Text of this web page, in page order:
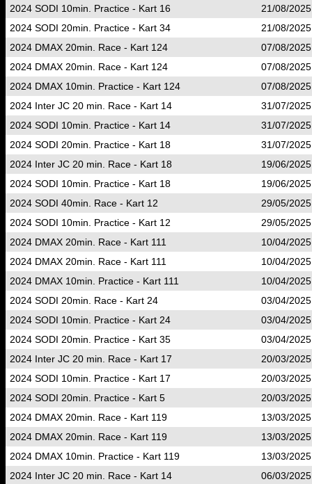
2024 SODI 10min. Practice - Kart 16
21/08/
2024 SODI 20min. Practice - Kart 34
21/08/
2024 DMAX 20min. Race - Kart 124
07/08/
2024 DMAX 20min. Race - Kart 124
07/08/
2024 DMAX 10min. Practice - Kart 124
07/08/
2024 Inter JC 20 min. Race - Kart 14
31/07/
2024 SODI 10min. Practice - Kart 14
31/07/
2024 SODI 20min. Practice - Kart 18
31/07/
2024 Inter JC 20 min. Race - Kart 18
19/06/
2024 SODI 10min. Practice - Kart 18
19/06/
2024 SODI 40min. Race - Kart 12
29/05/
2024 SODI 10min. Practice - Kart 12
29/05/
2024 DMAX 20min. Race - Kart 111
10/04/
2024 DMAX 20min. Race - Kart 111
10/04/
2024 DMAX 10min. Practice - Kart 111
10/04/
2024 SODI 20min. Race - Kart 24
03/04/
2024 SODI 10min. Practice - Kart 24
03/04/
2024 SODI 20min. Practice - Kart 35
03/04/
2024 Inter JC 20 min. Race - Kart 17
20/03/
2024 SODI 10min. Practice - Kart 17
20/03/
2024 SODI 20min. Practice - Kart 5
20/03/
2024 DMAX 20min. Race - Kart 119
13/03/
2024 DMAX 20min. Race - Kart 119
13/03/
2024 DMAX 10min. Practice - Kart 119
13/03/
2024 Inter JC 20 min. Race - Kart 14
06/03/